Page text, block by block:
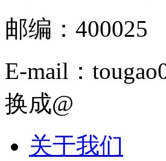
邮编：400025
E-mail：
换成@
关于我们